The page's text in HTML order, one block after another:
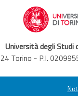
Università degli Studi
Torino - P.I.